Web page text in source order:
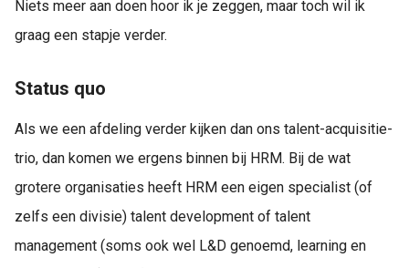
Niets meer aan doen hoor ik je zeggen, maar toch wil ik
graag een stapje verder.
Status quo
Als we een afdeling verder kijken dan ons talent-acquisitie-
trio, dan komen we ergens binnen bij HRM. Bij de wat
grotere organisaties heeft HRM een eigen specialist (of
zelfs een divisie) talent development of talent
management (soms ook wel L&D genoemd, learning en